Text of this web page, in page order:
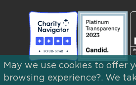
May we use cookies to offer
browsing experience?. We